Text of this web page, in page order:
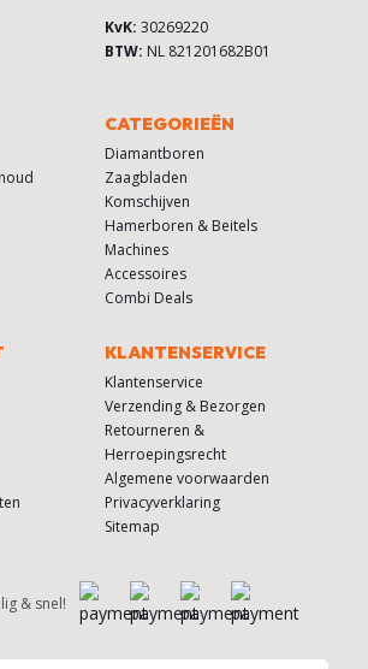
KvK: 30269220
BTW: NL 821201682B01
CATEGORIEËN
Diamantboren
Zaagbladen
Komschijven
Hamerboren & Beitels
Machines
Accessoires
Combi Deals
KLANTENSERVICE
Klantenservice
Verzending & Bezorgen
Retourneren &
Herroepingsrecht
Algemene voorwaarden
Privacyverklaring
Sitemap
& snel!